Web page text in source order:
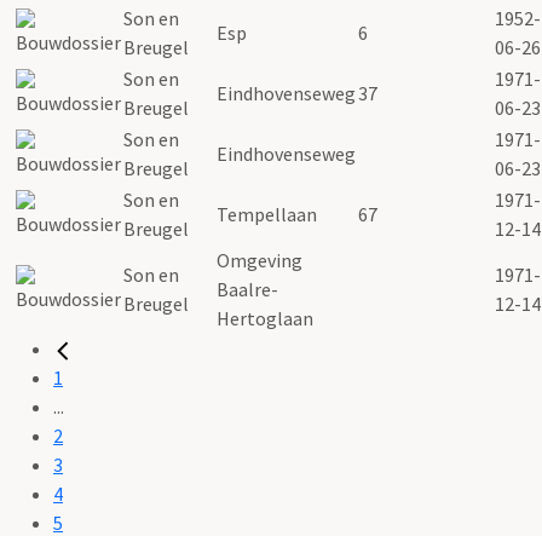
Son en
Breugel
Esp 6
1952-
06-26
Son en
Breugel
Eindhovenseweg37
1971-
06-23
Son en
Breugel
Eindhovenseweg
1971-
06-23
Son en
Breugel
Tempellaan 67
1971-
12-14
Son en
Breugel
Omgeving
Baalre-
Hertoglaan
1971-
12-14
1
...
2
3
4
5